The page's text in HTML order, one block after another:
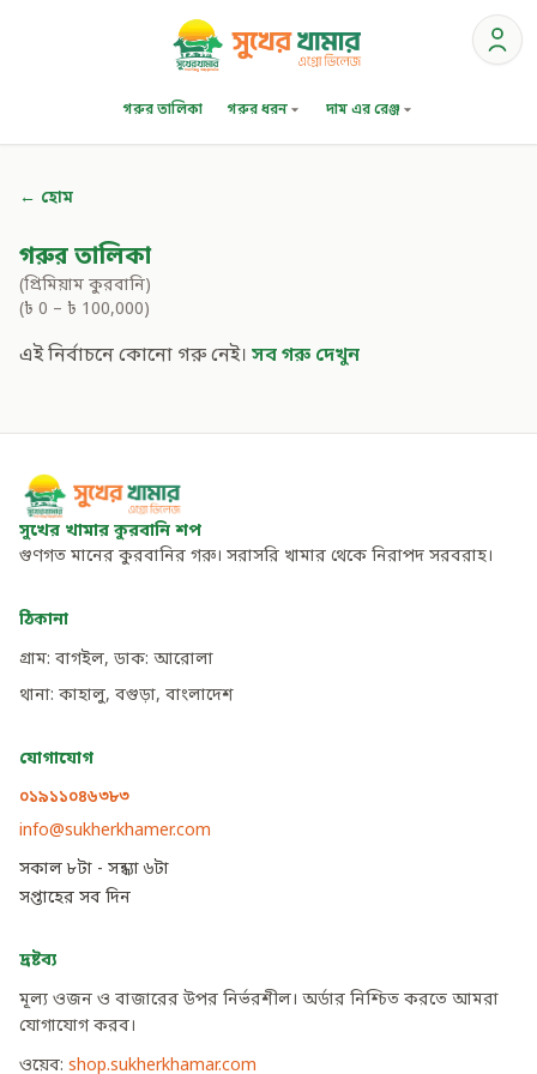
গরুর তালিকা গরুর ধরন দাম এর রেঞ্জ
← হোম
গরুর তালিকা
(প্রিমিয়াম কুরবানি)
(৳ 0 – ৳ 100,000)
এই নির্বাচনে কোনো গরু নেই। সব গরু দেখুন
সুখের খামার কুরবানি শপ
গুণগত মানের কুরবানির গরু। সরাসরি খামার থেকে নিরাপদ সরবরাহ।
ঠিকানা
গ্রাম: বাগইল, ডাক: আরোলা
থানা: কাহালু, বগুড়া, বাংলাদেশ
যোগাযোগ
০১৯১১০৪৬৩৮৩
info@sukherkhamer.com
সকাল ৮টা - সন্ধ্যা ৬টা
সপ্তাহের সব দিন
দ্রষ্টব্য
মূল্য ওজন ও বাজারের উপর নির্ভরশীল। অর্ডার নিশ্চিত করতে আমরা
যোগাযোগ করব।
ওয়েব: shop.sukherkhamar.com